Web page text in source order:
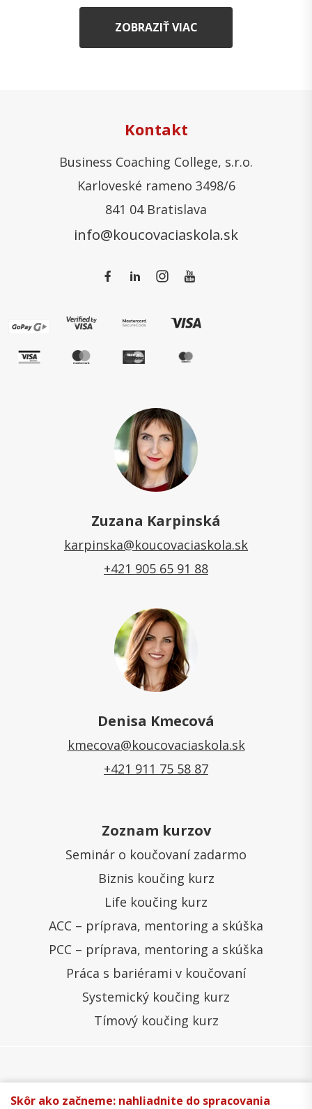
ZOBRAZIŤ VIAC
Kontakt
Business Coaching College, s.r.o.
Karloveské rameno 3498/6
841 04 Bratislava
info@koucovaciaskola.sk
Zuzana Karpinská
karpinska@koucovaciaskola.sk
+421 905 65 91 88
Denisa Kmecová
kmecova@koucovaciaskola.sk
+421 911 75 58 87
Zoznam kurzov
Seminár o koučovaní zadarmo
Biznis koučing kurz
Life koučing kurz
ACC – príprava, mentoring a skúška
PCC – príprava, mentoring a skúška
Práca s bariérami v koučovaní
Systemický koučing kurz
Tímový koučing kurz
Všeobecné obchodné podmienky Správa cookies
Skôr ako začneme: nahliadnite do spracovania